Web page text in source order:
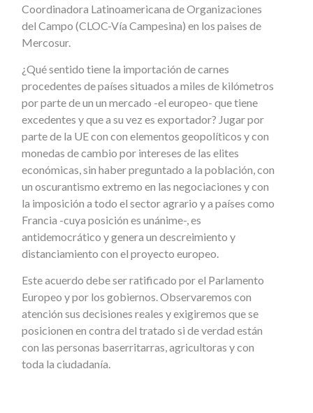
Coordinadora Latinoamericana de Organizaciones
del Campo (CLOC-Vía Campesina) en los paises de
Mercosur.
¿Qué sentido tiene la importación de carnes
procedentes de países situados a miles de kilómetros
por parte de un un mercado -el europeo- que tiene
excedentes y que a su vez es exportador? Jugar por
parte de la UE con con elementos geopolíticos y con
monedas de cambio por intereses de las elites
económicas, sin haber preguntado a la población, con
un oscurantismo extremo en las negociaciones y con
la imposición a todo el sector agrario y a países como
Francia -cuya posición es unánime-, es
antidemocrático y genera un descreimiento y
distanciamiento con el proyecto europeo.
Este acuerdo debe ser ratificado por el Parlamento
Europeo y por los gobiernos. Observaremos con
atención sus decisiones reales y exigiremos que se
posicionen en contra del tratado si de verdad están
con las personas baserritarras, agricultoras y con
toda la ciudadanía.